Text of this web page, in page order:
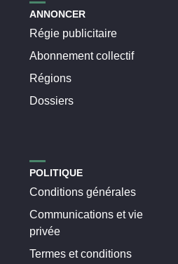
ANNONCER
Régie publicitaire
Abonnement collectif
Régions
Dossiers
POLITIQUE
Conditions générales
Communications et vie
privée
Termes et conditions